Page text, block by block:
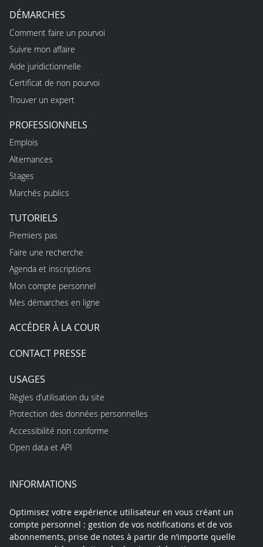
DÉMARCHES
Comment faire un pourvoi
Suivre mon affaire
Aide juridictionnelle
Certificat de non pourvoi
Trouver un expert
PROFESSIONNELS
Emplois
Alternances
Stages
Marchés publics
TUTORIELS
Premiers pas
Faire une recherche
Agenda et inscriptions
Mon compte personnel
Mes démarches en ligne
ACCÉDER À LA COUR
CONTACT PRESSE
USAGES
Règles d’utilisation du site
Protection des données personnelles
Accessibilité non conforme
Open data et API
INFORMATIONS
Optimisez votre expérience utilisateur en vous créant un
compte personnel : gestion de vos notifications et de vos
abonnements, prise de notes à partir de n’importe quelle